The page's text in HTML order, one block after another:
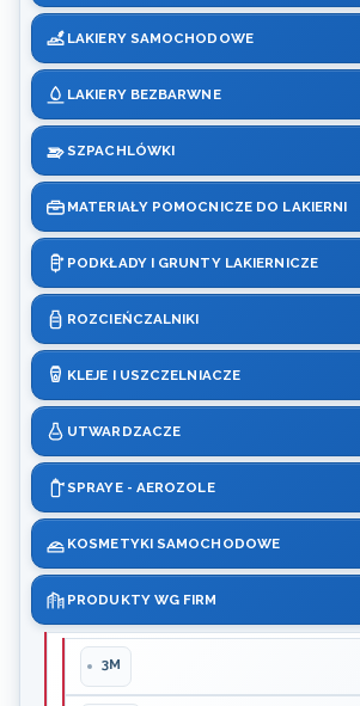
LAKIERY SAMOCHODOWE
LAKIERY BEZBARWNE
SZPACHLÓWKI
MATERIAŁY POMOCNICZE DO LAKIERNI
PODKŁADY I GRUNTY LAKIERNICZE
ROZCIEŃCZALNIKI
KLEJE I USZCZELNIACZE
UTWARDZACZE
SPRAYE - AEROZOLE
KOSMETYKI SAMOCHODOWE
PRODUKTY WG FIRM
3M